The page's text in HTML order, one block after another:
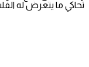
تحاكي ما يتعرض له